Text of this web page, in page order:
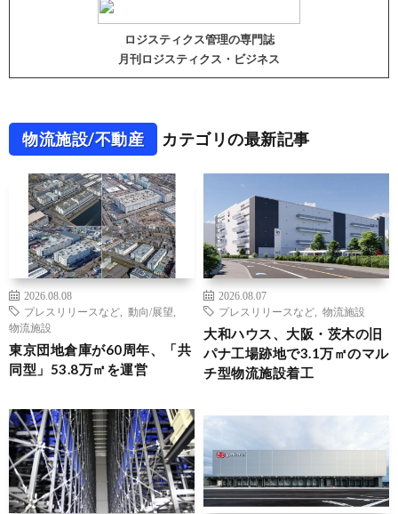
ロジスティクス管理の専門誌
月刊ロジスティクス・ビジネス
物流施設/不動産 カテゴリの最新記事
2026.08.08
プレスリリースなど
動向/展望
物流施設
東京団地倉庫が60周年、「共
同型」53.8万㎡を運営
2026.08.07
プレスリリースなど
物流施設
大和ハウス、大阪・茨木の旧
パナ工場跡地で3.1万㎡のマル
チ型物流施設着工